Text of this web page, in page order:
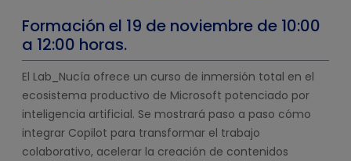
Formación el 19 de noviembre de 10:00
a 12:00 horas.
El Lab_Nucía ofrece un curso de inmersión total en el
ecosistema productivo de Microsoft potenciado por
inteligencia artificial. Se mostrará paso a paso cómo
integrar Copilot para transformar el trabajo
colaborativo, acelerar la creación de contenidos